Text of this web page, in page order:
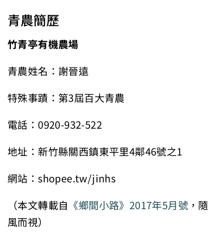
青農簡歷
竹青亭有機農場
青農姓名：謝晉遠
特殊事蹟：第3屆百大青農
電話：0920-932-522
地址：新竹縣關西鎮東平里4鄰46號之1
網站：shopee.tw/jinhs
（本文轉載自 《鄉間小路》2017年5月號，隨
風而視）